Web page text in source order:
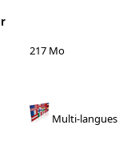
217 Mo
Multi-langues